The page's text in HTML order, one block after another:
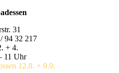
31
94 32 217
+ 4.
11 Uhr
12.8. + 9.9.